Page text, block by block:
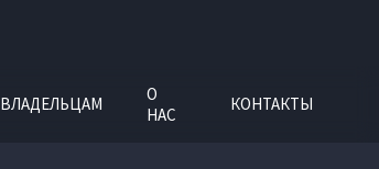
ВЛАДЕЛЬЦАМ
О
НАС
КОНТАКТЫ